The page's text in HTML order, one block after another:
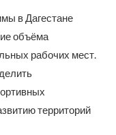
в Дагестане
объёма
рабочих мест.
территорий